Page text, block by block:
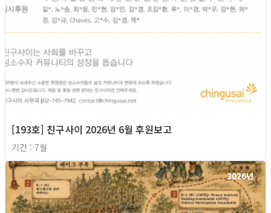
[193호] 친구사이 2026년 6월 후원보고
기간 : 7월
2026년